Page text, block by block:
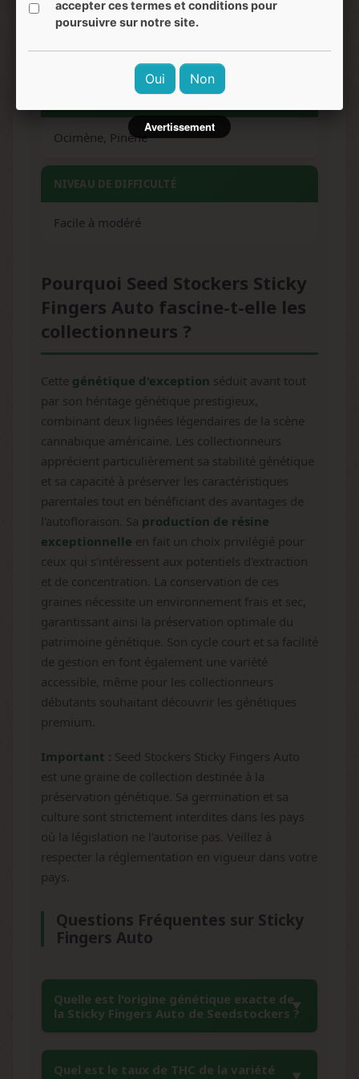
EFFETS
Relaxant, euphorisant, créatif, bien-être
TERPÈNES DOMINANTS
Ocimène, Pinène
NIVEAU DE DIFFICULTÉ
Facile à modéré
Pourquoi Seed Stockers Sticky
Fingers Auto fascine-t-elle les
collectionneurs ?
Cette génétique d'exception séduit avant tout
par son héritage génétique prestigieux,
combinant deux lignées légendaires de la scène
cannabique américaine. Les collectionneurs
apprécient particulièrement sa stabilité génétique
et sa capacité à préserver les caractéristiques
parentales tout en bénéficiant des avantages de
l'autofloraison. Sa production de résine
exceptionnelle en fait un choix privilégié pour
ceux qui s'intéressent aux potentiels d'extraction
et de concentration. La conservation de ces
graines nécessite un environnement frais et sec,
garantissant ainsi la préservation optimale du
patrimoine génétique. Son cycle court et sa facilité
de gestion en font également une variété
accessible, même pour les collectionneurs
débutants souhaitant découvrir les génétiques
premium.
Important : Seed Stockers Sticky Fingers Auto
est une graine de collection destinée à la
préservation génétique. Sa germination et sa
culture sont strictement interdites dans les pays
où la législation ne l'autorise pas. Veillez à
respecter la réglementation en vigueur dans votre
pays.
Questions Fréquentes sur Sticky
Fingers Auto
Quelle est l'origine génétique exacte de
la Sticky Fingers Auto de Seedstockers ?
La Sticky Fingers Auto résulte du croisement
entre OG Candy Dawg Auto et Sticky Fingers.
Quel est le taux de THC de la variété
accepter ces termes et conditions pour
poursuivre sur notre site.
Oui Non
Avertissement